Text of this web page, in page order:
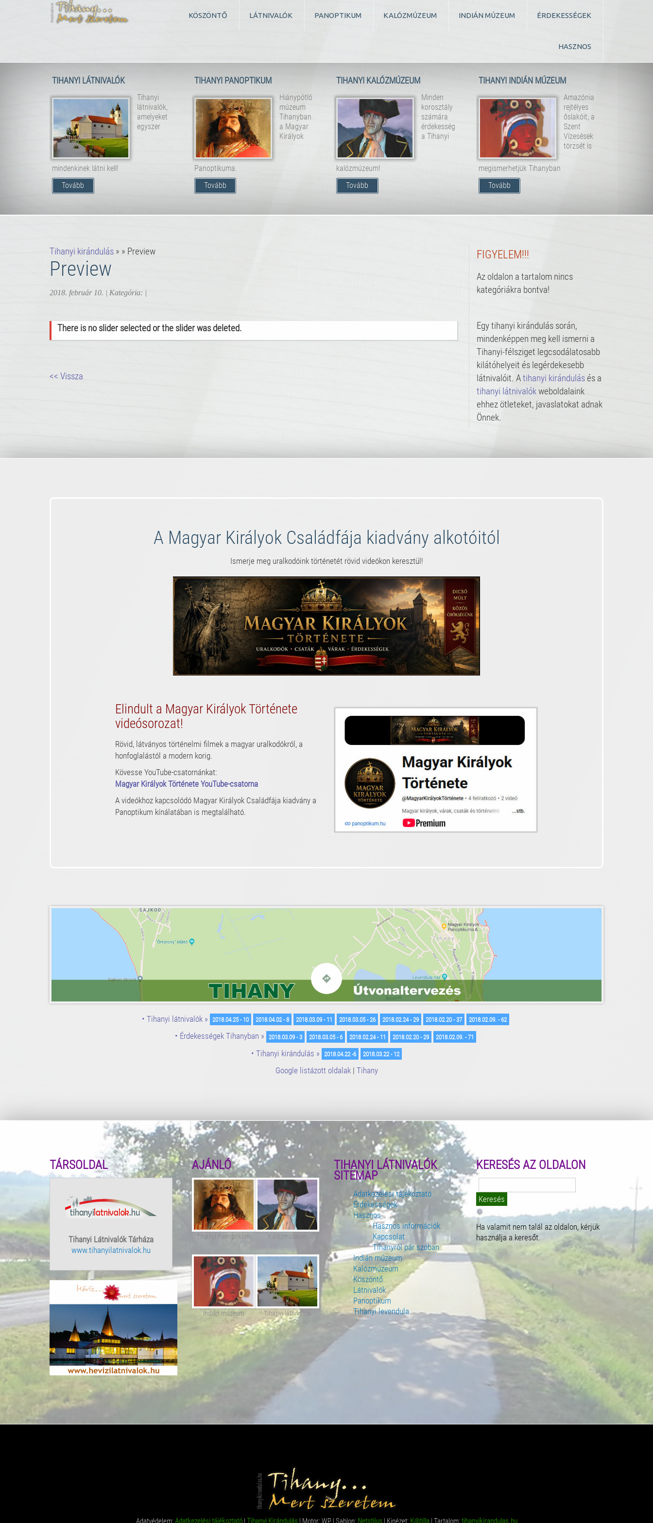
KÖSZÖNTŐ LÁTNIVALÓK PANOPTIKUM KALÓZMÚZEUM INDIÁN MÚZEUM ÉRDEKESSÉGEK
HASZNOS
TIHANYI LÁTNIVALÓK
Tihanyi
látnivalók,
amelyeket
egyszer
mindenkinek látni kell!
Tovább
TIHANYI PANOPTIKUM
Hiánypótló
múzeum
Tihanyban
a Magyar
Királyok
Panoptikuma.
Tovább
TIHANYI KALÓZMÚZEUM
Minden
korosztály
számára
érdekesség
a Tihanyi
kalózmúzeum!
Tovább
TIHANYI INDIÁN MÚZEUM
Amazónia
rejtélyes
őslakóit, a
Szent
Vízesések
törzsét is
megismerhetjük Tihanyban
Tovább
Tihanyi kirándulás » » Preview
Preview
2018. február 10. | Kategória: |
There is no slider selected or the slider was deleted.
<< Vissza
FIGYELEM!!!
Az oldalon a tartalom nincs
kategóriákra bontva!
Egy tihanyi kirándulás során,
mindenképpen meg kell ismerni a
Tihanyi-félsziget legcsodálatosabb
kilátóhelyeit és legérdekesebb
látnivalóit. Atihanyi kirándulásés a
tihanyi látnivalókweboldalaink
ehhez ötleteket, javaslatokat adnak
Önnek.
A Magyar Királyok Családfája kiadvány alkotóitól
Ismerje meg uralkodóink történetét rövid videókon keresztül!
Elindult a Magyar Királyok Története
videósorozat!
Rövid, látványos történelmi filmek a magyar uralkodókról, a
honfoglalástól a modern korig.
Kövesse YouTube-csatornánkat:
Magyar Királyok Története YouTube-csatorna
A videókhoz kapcsolódó Magyar Királyok Családfája kiadvány a
Panoptikum kínálatában is megtalálható.
• Tihanyi látnivalók » 2018.04.25 - 10 2018.04.02 - 8 2018.03.09 - 11 2018.03.05 - 26 2018.02.24 - 29 2018.02.20 - 37 2018.02.09. - 62
• Érdekességek Tihanyban » 2018.03.09 - 3 2018.03.05 - 6 2018.02.24 - 11 2018.02.20 - 29 2018.02.09. - 71
• Tihanyi kirándulás » 2018.04.22 -6 2018.03.22 - 12
Google listázott oldalak| Tihany
TÁRSOLDAL
Tihanyi Látnivalók Tárháza
www.tihanyilatnivalok.hu
AJÁNLÓ
Tihanyi Panoptikum Kalózmúzeum
Indián múzeum Tihanyi látnivalók
TIHANYI LÁTNIVALÓK
SITEMAP
Adatkezelési tájékoztató
Érdekességek
Hasznos
Hasznos információk
Kapcsolat
Tihanyról pár szóban
Indián múzeum
Kalózmúzeum
Köszöntő
Látnivalók
Panoptikum
Tihanyi levendula
KERESÉS AZ OLDALON
Ha valamit nem talál az oldalon, kérjük
használja a keresőt.
Adatvédelem: Adatkezelési tájékoztató| Tihanyi Kirándulás| Motor: WP | Sablon: Netstilus| Kinézet: K@tilla| Tartalom: tihanyikirandulas.hu